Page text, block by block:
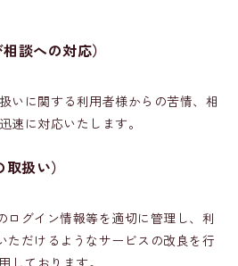
談への対応）
いに関する利用者様からの苦情、相
速に対応いたします。
扱い）
ログイン情報等を適切に管理し、利
ただけるようなサービスの改良を行
しております。